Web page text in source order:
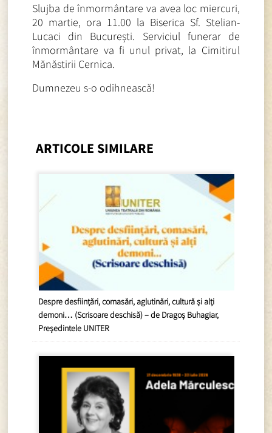
Slujba de înmormântare va avea loc miercuri,
20 martie, ora 11.00 la Biserica Sf. Stelian-
Lucaci din București. Serviciul funerar de
înmormântare va fi unul privat, la Cimitirul
Mănăstirii Cernica.
Dumnezeu s-o odihnească!
ARTICOLE SIMILARE
Despre desființări, comasări, aglutinări, cultură și alți
demoni… (Scrisoare deschisă) – de Dragoș Buhagiar,
Președintele UNITER